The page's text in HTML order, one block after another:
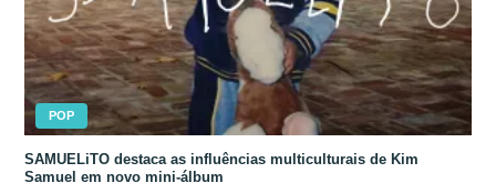
POP
SAMUELiTO destaca as influências multiculturais de Kim
Samuel em novo mini-álbum